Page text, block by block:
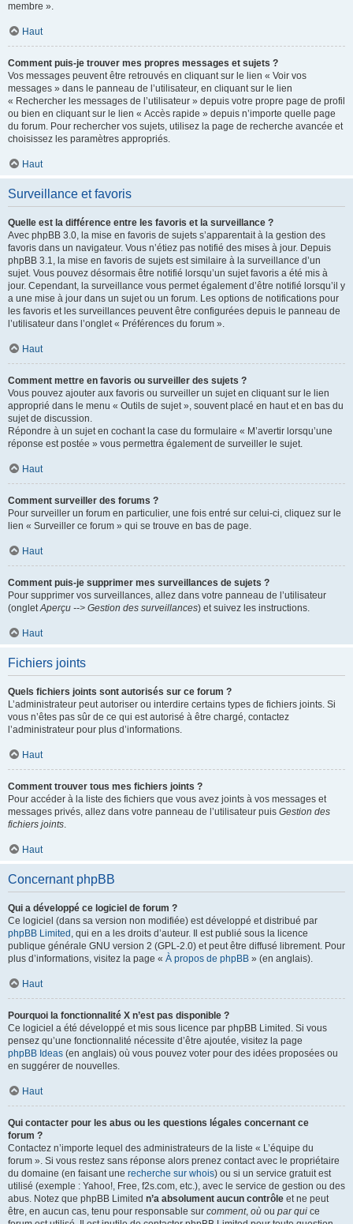
membre ».
Haut
Comment puis-je trouver mes propres messages et sujets ?
Vos messages peuvent être retrouvés en cliquant sur le lien « Voir vos
messages » dans le panneau de l’utilisateur, en cliquant sur le lien
« Rechercher les messages de l’utilisateur » depuis votre propre page de profil
ou bien en cliquant sur le lien « Accès rapide » depuis n’importe quelle page
du forum. Pour rechercher vos sujets, utilisez la page de recherche avancée et
choisissez les paramètres appropriés.
Haut
Surveillance et favoris
Quelle est la différence entre les favoris et la surveillance ?
Avec phpBB 3.0, la mise en favoris de sujets s’apparentait à la gestion des
favoris dans un navigateur. Vous n’étiez pas notifié des mises à jour. Depuis
phpBB 3.1, la mise en favoris de sujets est similaire à la surveillance d’un
sujet. Vous pouvez désormais être notifié lorsqu’un sujet favoris a été mis à
jour. Cependant, la surveillance vous permet également d’être notifié lorsqu’il y
a une mise à jour dans un sujet ou un forum. Les options de notifications pour
les favoris et les surveillances peuvent être configurées depuis le panneau de
l’utilisateur dans l’onglet « Préférences du forum ».
Haut
Comment mettre en favoris ou surveiller des sujets ?
Vous pouvez ajouter aux favoris ou surveiller un sujet en cliquant sur le lien
approprié dans le menu « Outils de sujet », souvent placé en haut et en bas du
sujet de discussion.
Répondre à un sujet en cochant la case du formulaire « M’avertir lorsqu’une
réponse est postée » vous permettra également de surveiller le sujet.
Haut
Comment surveiller des forums ?
Pour surveiller un forum en particulier, une fois entré sur celui-ci, cliquez sur le
lien « Surveiller ce forum » qui se trouve en bas de page.
Haut
Comment puis-je supprimer mes surveillances de sujets ?
Pour supprimer vos surveillances, allez dans votre panneau de l’utilisateur
(ongletAperçu --> Gestion des surveillances) et suivez les instructions.
Haut
Fichiers joints
Quels fichiers joints sont autorisés sur ce forum ?
L’administrateur peut autoriser ou interdire certains types de fichiers joints. Si
vous n’êtes pas sûr de ce qui est autorisé à être chargé, contactez
l’administrateur pour plus d’informations.
Haut
Comment trouver tous mes fichiers joints ?
Pour accéder à la liste des fichiers que vous avez joints à vos messages et
messages privés, allez dans votre panneau de l’utilisateur puis Gestion des
fichiers joints.
Haut
Concernant phpBB
Qui a développé ce logiciel de forum ?
Ce logiciel (dans sa version non modifiée) est développé et distribué par
phpBB Limited , qui en a les droits d’auteur. Il est publié sous la licence
publique générale GNU version 2 (GPL-2.0) et peut être diffusé librement. Pour
plus d’informations, visitez la page « À propos de phpBB » (en anglais).
Haut
Pourquoi la fonctionnalité X n’est pas disponible ?
Ce logiciel a été développé et mis sous licence par phpBB Limited. Si vous
pensez qu’une fonctionnalité nécessite d’être ajoutée, visitez la page
phpBB Ideas (en anglais) où vous pouvez voter pour des idées proposées ou
en suggérer de nouvelles.
Haut
Qui contacter pour les abus ou les questions légales concernant ce
forum ?
Contactez n’importe lequel des administrateurs de la liste « L’équipe du
forum ». Si vous restez sans réponse alors prenez contact avec le propriétaire
du domaine (en faisant une recherche sur whois) ou si un service gratuit est
utilisé (exemple : Yahoo!, Free, f2s.com, etc.), avec le service de gestion ou des
abus. Notez que phpBB Limited n’a absolument aucun contrôle et ne peut
être, en aucun cas, tenu pour responsable sur comment, où ou par qui ce